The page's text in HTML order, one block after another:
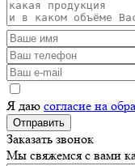
Я даю согласие на
Отправить
Заказать звонок
Мы свяжемся с вами